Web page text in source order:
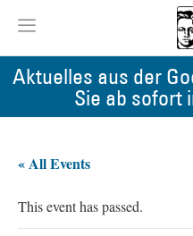
Aktuelles aus der
Sie ab sofort
« All Events
This event has passed.